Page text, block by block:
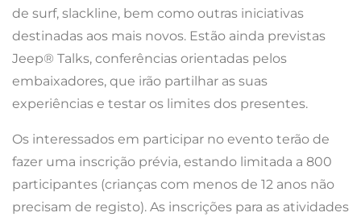
de surf, slackline, bem como outras iniciativas
destinadas aos mais novos. Estão ainda previstas
Jeep® Talks, conferências orientadas pelos
embaixadores, que irão partilhar as suas
experiências e testar os limites dos presentes.
Os interessados em participar no evento terão de
fazer uma inscrição prévia, estando limitada a 800
participantes (crianças com menos de 12 anos não
precisam de registo). As inscrições para as atividades